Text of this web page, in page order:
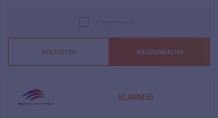
RÉSZLETEK MEGRENDELEM
KLANM50